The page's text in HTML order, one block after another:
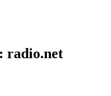
radio.net